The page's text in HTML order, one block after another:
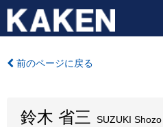
前のページに戻る
鈴木 省三 SUZUKI Shozo